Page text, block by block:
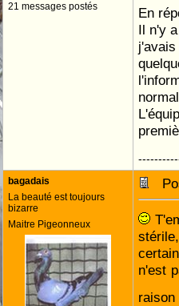
21 messages postés
En
Il n'y
bagadais
La beauté est toujours
bizarre
Maitre Pigeonneux
n'est